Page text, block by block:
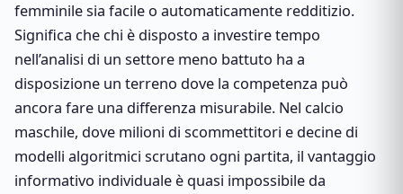
femminile sia facile o automaticamente redditizio.
Significa che chi è disposto a investire tempo
nell’analisi di un settore meno battuto ha a
disposizione un terreno dove la competenza può
ancora fare una differenza misurabile. Nel calcio
maschile, dove milioni di scommettitori e decine di
modelli algoritmici scrutano ogni partita, il vantaggio
informativo individuale è quasi impossibile da